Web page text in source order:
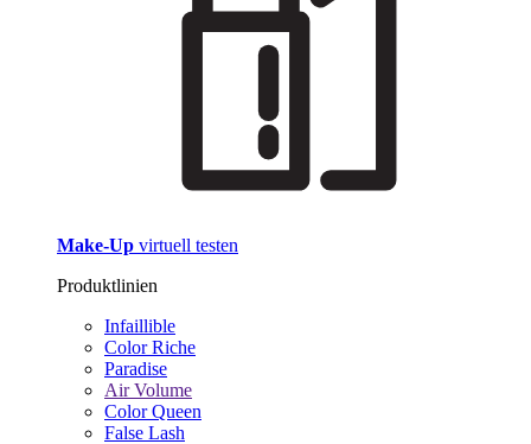
Make-Up virtuell testen
Produktlinien
Infaillible
Color Riche
Paradise
Air Volume
Color Queen
False Lash